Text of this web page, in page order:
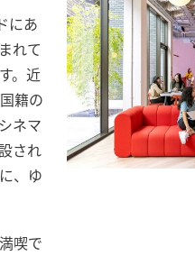
にあ
れて
。近
籍の
ネマ
され
、ゆ
喫で